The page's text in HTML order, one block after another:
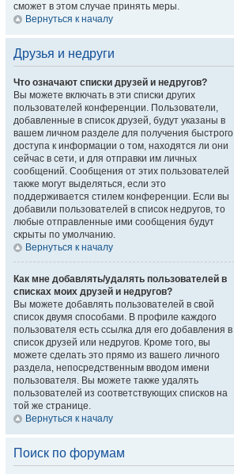
сможет в этом случае принять меры.
Вернуться к началу
Друзья и недруги
Что означают списки друзей и недругов?
Вы можете включать в эти списки других
пользователей конференции. Пользователи,
добавленные в список друзей, будут указаны в
вашем личном разделе для получения быстрого
доступа к информации о том, находятся ли они
сейчас в сети, и для отправки им личных
сообщений. Сообщения от этих пользователей
также могут выделяться, если это
поддерживается стилем конференции. Если вы
добавили пользователей в список недругов, то
любые отправленные ими сообщения будут
скрыты по умолчанию.
Вернуться к началу
Как мне добавлять/удалять пользователей в
списках моих друзей и недругов?
Вы можете добавлять пользователей в свой
список двумя способами. В профиле каждого
пользователя есть ссылка для его добавления в
список друзей или недругов. Кроме того, вы
можете сделать это прямо из вашего личного
раздела, непосредственным вводом имени
пользователя. Вы можете также удалять
пользователей из соответствующих списков на
той же странице.
Вернуться к началу
Поиск по форумам